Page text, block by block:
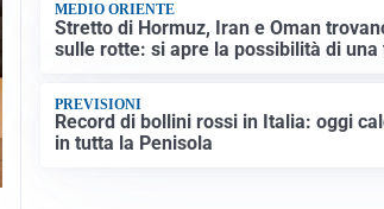
MEDIO ORIENTE
Stretto di Hormuz, Iran e Oman
sulle rotte: si apre la possibilità di una
PREVISIONI
Record di bollini rossi in Italia: oggi
in tutta la Penisola